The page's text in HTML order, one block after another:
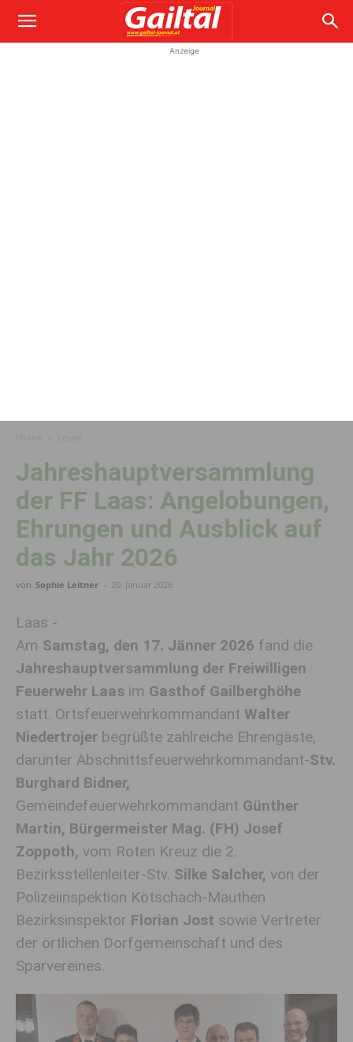
Anzeige
Jahreshauptversammlung
der FF Laas: Angelobungen,
Ehrungen und Ausblick auf
das Jahr 2026
von Sophie Leitner - 20. Januar 2026
Laas -
Am Samstag, den 17. Jänner 2026 fand die
Jahreshauptversammlung der Freiwilligen
Feuerwehr Laas im Gasthof Gailberghöhe
statt. Ortsfeuerwehrkommandant Walter
Niedertrojer begrüßte zahlreiche Ehrengäste,
darunter Abschnittsfeuerwehrkommandant-Stv.
Burghard Bidner,
Gemeindefeuerwehrkommandant Günther
Martin, Bürgermeister Mag. (FH) Josef
Zoppoth, vom Roten Kreuz die 2.
Bezirksstellenleiter-Stv. Silke Salcher, von der
Polizeiinspektion Kötschach-Mauthen
Bezirksinspektor Florian Jost sowie Vertreter
der örtlichen Dorfgemeinschaft und des
Sparvereines.